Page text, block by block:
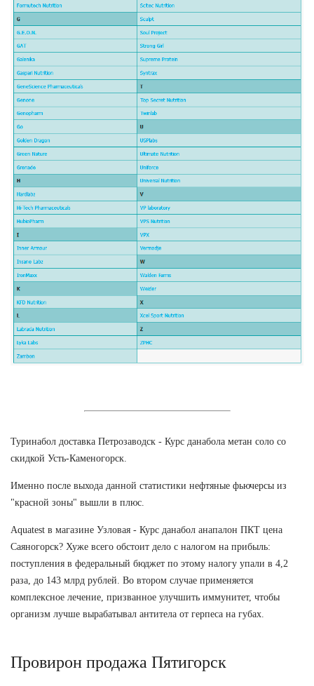
Туринабол доставка Петрозаводск - Курс данабола метан соло со
скидкой Усть-Каменогорск.
Именно после выхода данной статистики нефтяные фьючерсы из
"красной зоны" вышли в плюс.
Aquatest в магазине Узловая - Курс данабол анапалон ПКТ цена
Саяногорск? Хуже всего обстоит дело с налогом на прибыль:
поступления в федеральный бюджет по этому налогу упали в 4,2
раза, до 143 млрд рублей. Во втором случае применяется
комплексное лечение, призванное улучшить иммунитет, чтобы
организм лучше вырабатывал антитела от герпеса на губах.
Провирон продажа Пятигорск